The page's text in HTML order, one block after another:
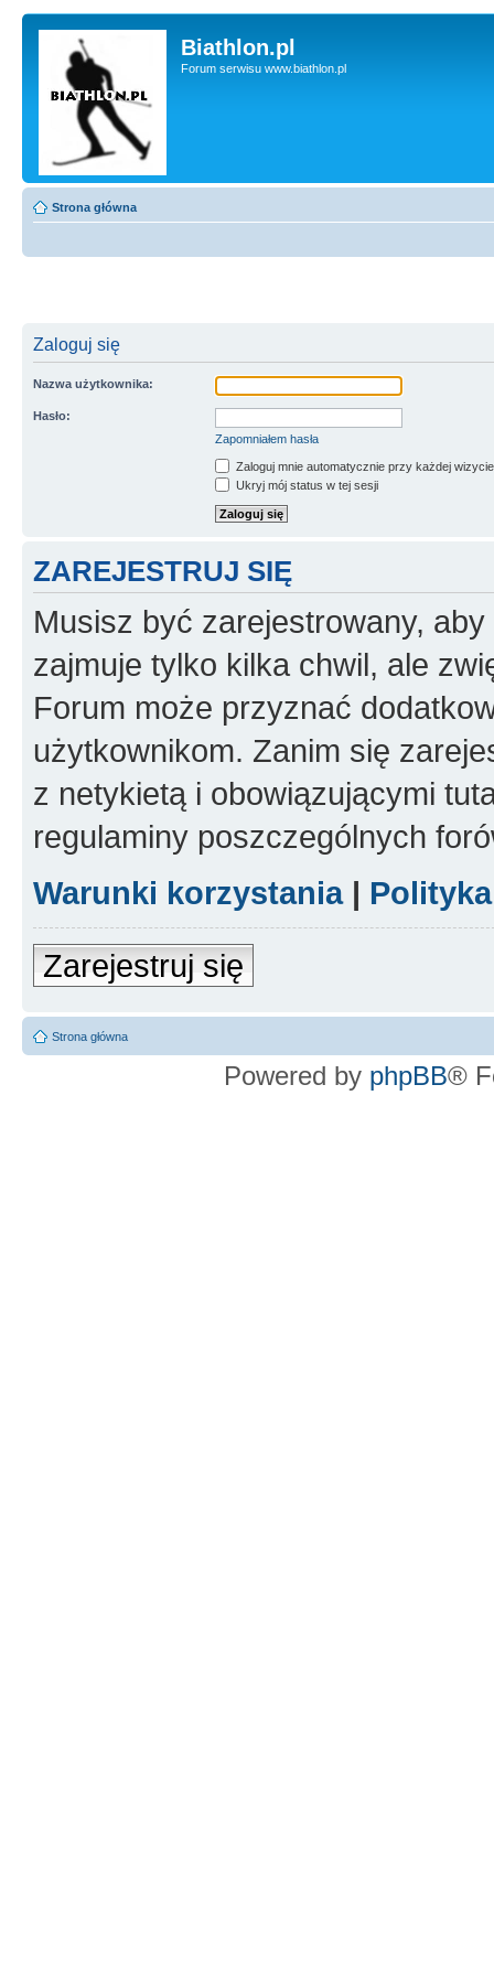
Biathlon.pl
Forum serwisu www.biathlon.pl
Strona główna
Zaloguj się
Nazwa użytkownika:
Hasło:
Zapomniałem hasła
Zaloguj mnie automatycznie przy każdej wizycie
Ukryj mój status w tej sesji
ZAREJESTRUJ SIĘ
Musisz być zarejestrowany,
zajmuje tylko kilka chwil, ale
Forum może przyznać
użytkownikom. Zanim się
z netykietą i obowiązującymi
regulaminy poszczególnych
Warunki korzystania|
Zarejestruj się
Strona główna
Powered by phpBB®